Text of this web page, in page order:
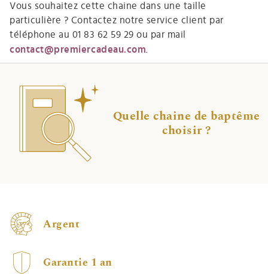
Vous souhaitez cette chaine dans une taille
particulière ? Contactez notre service client par
téléphone au 01 83 62 59 29 ou par mail
contact@premiercadeau.com
Quelle chaine de baptême
choisir ?
Argent
Garantie 1 an